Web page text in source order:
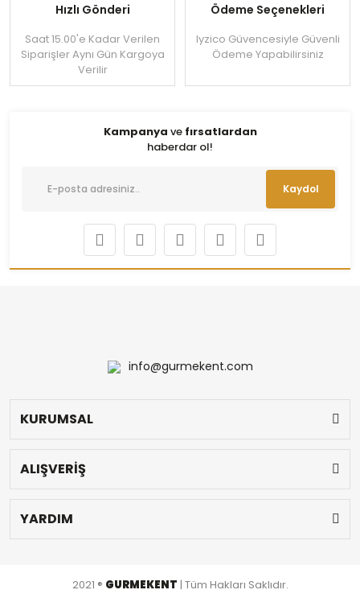
Hızlı Gönderi
Saat 15.00'e Kadar Verilen
Siparişler Aynı Gün Kargoya
Verilir
Ödeme Seçenekleri
Iyzico Güvencesiyle Güvenli
Ödeme Yapabilirsiniz
Kampanya ve fırsatlardan
haberdar ol!
Kaydol
info@gurmekent.com
KURUMSAL
ALIŞVERİŞ
YARDIM
2021 ® GURMEKENT | Tüm Hakları Saklıdır.